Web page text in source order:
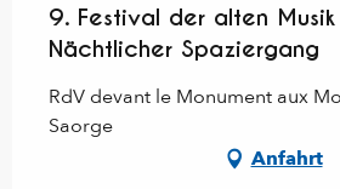
9. Festival der alten
Nächtlicher Spaziergang
RdV devant le Monument aux
Saorge
Anfahrt